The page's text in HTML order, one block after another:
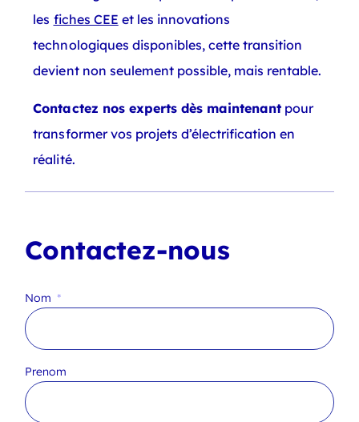
les fiches CEE et les innovations
technologiques disponibles, cette transition
devient non seulement possible, mais rentable.
Contactez nos experts dès maintenant pour
transformer vos projets d’électrification en
réalité.
Contactez-nous
Nom
Prenom